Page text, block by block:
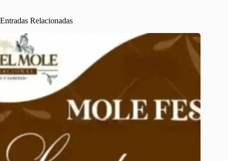
Entradas Relacionadas